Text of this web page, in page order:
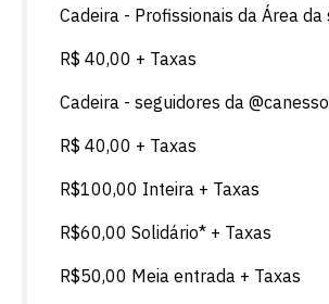
Cadeira - Profissionais da Área da
R$ 40,00 + Taxas
Cadeira - seguidores da
R$ 40,00 + Taxas
R$100,00 Inteira + Taxas
R$60,00 Solidário* + Taxas
R$50,00 Meia entrada + Taxas